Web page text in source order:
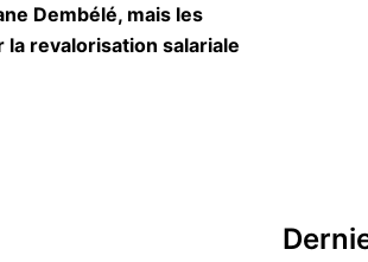
Dembélé, mais les
revalorisation salariale